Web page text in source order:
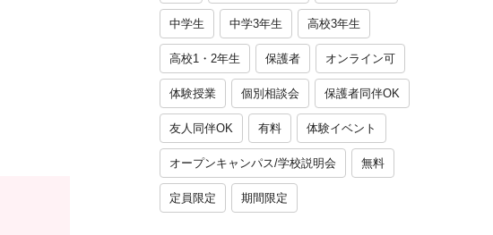
中学生 中学3年生 高校3年生
高校1・2年生 保護者 オンライン可
体験授業 個別相談会 保護者同伴OK
友人同伴OK 有料 体験イベント
オープンキャンパス/学校説明会 無料
定員限定 期間限定